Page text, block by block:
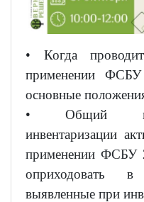
• Когда
применении
основные
• Общий
инвентаризации
применении ФСБУ
оприходовать в
выявленные при